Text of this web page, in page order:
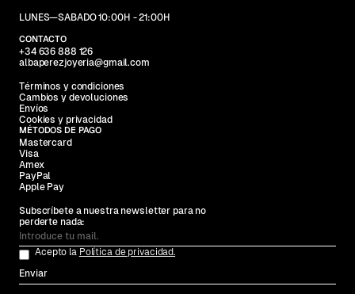
LUNES—SABADO 10:00H - 21:00H
CONTACTO
+34 636 888 126
albaperezjoyeria@gmail.com
Términos y condiciones
Cambios y devoluciones
Envíos
Cookies y privacidad
MÉTODOS DE PAGO
Mastercard
Visa
Amex
PayPal
Apple Pay
Subscríbete a nuestra newsletter para no
perderte nada:
Acepto la Política de privacidad.